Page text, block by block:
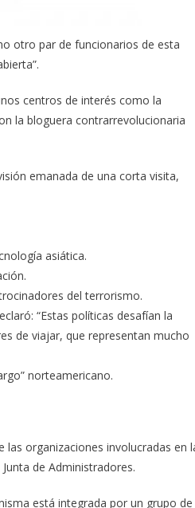
otro par de funcionarios de esta
centros de interés como la
la bloguera contrarrevolucionaria
emanada de una corta visita,
asiática.
del terrorismo.
“Estas políticas desafían la
de viajar, que representan mucho
norteamericano.
organizaciones involucradas en
de Administradores.
está integrada por un grupo de